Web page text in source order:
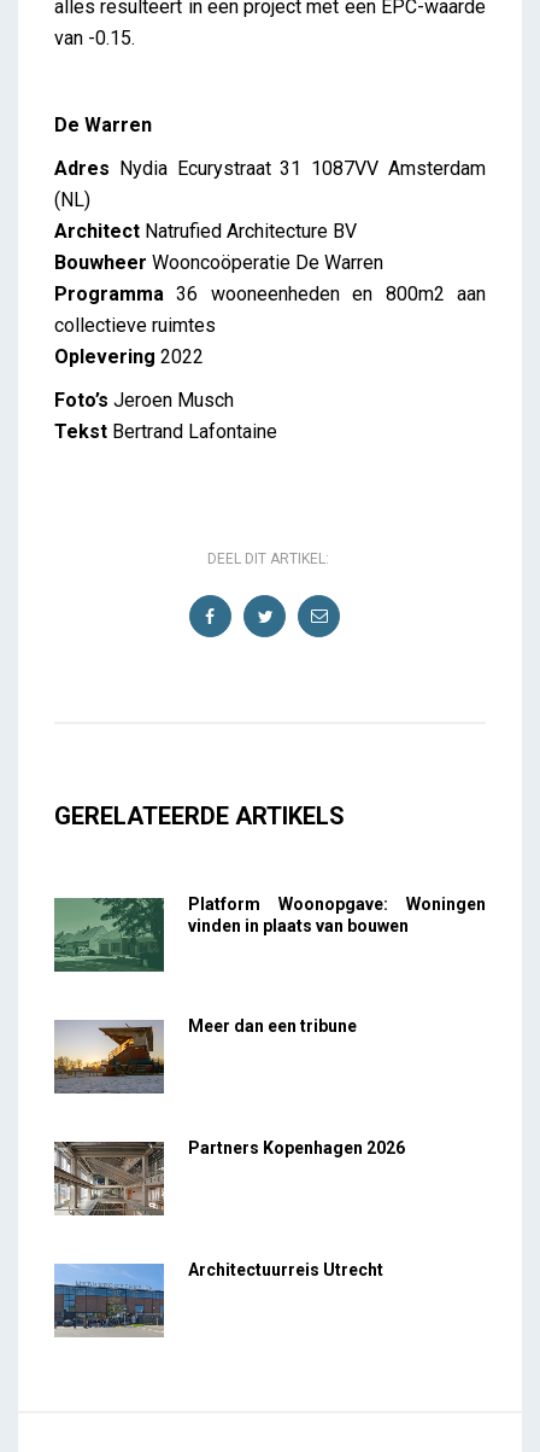
alles resulteert in een project met een EPC-waarde
van -0.15.
De Warren
Adres Nydia Ecurystraat 31 1087VV Amsterdam
(NL)
Architect Natrufied Architecture BV
Bouwheer Wooncoöperatie De Warren
Programma 36 wooneenheden en 800m2 aan
collectieve ruimtes
Oplevering 2022
Foto’s Jeroen Musch
Tekst Bertrand Lafontaine
DEEL DIT ARTIKEL:
GERELATEERDE ARTIKELS
Platform Woonopgave: Woningen
vinden in plaats van bouwen
Meer dan een tribune
Partners Kopenhagen 2026
Architectuurreis Utrecht